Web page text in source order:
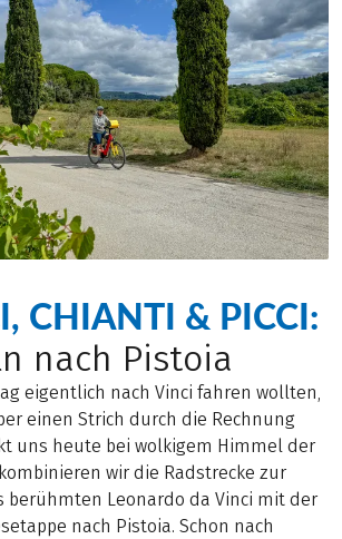
CHIANTI & PICCI:
nach Pistoia
eigentlich nach Vinci fahren wollten,
einen Strich durch die Rechnung
uns heute bei wolkigem Himmel der
wir die Radstrecke zur
berühmten Leonardo da Vinci mit der
nach Pistoia. Schon nach